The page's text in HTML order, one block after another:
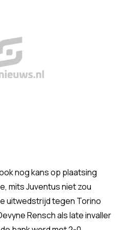
nog kans op plaatsing
mits Juventus niet zou
uitwedstrijd tegen Torino
Rensch als late invaller